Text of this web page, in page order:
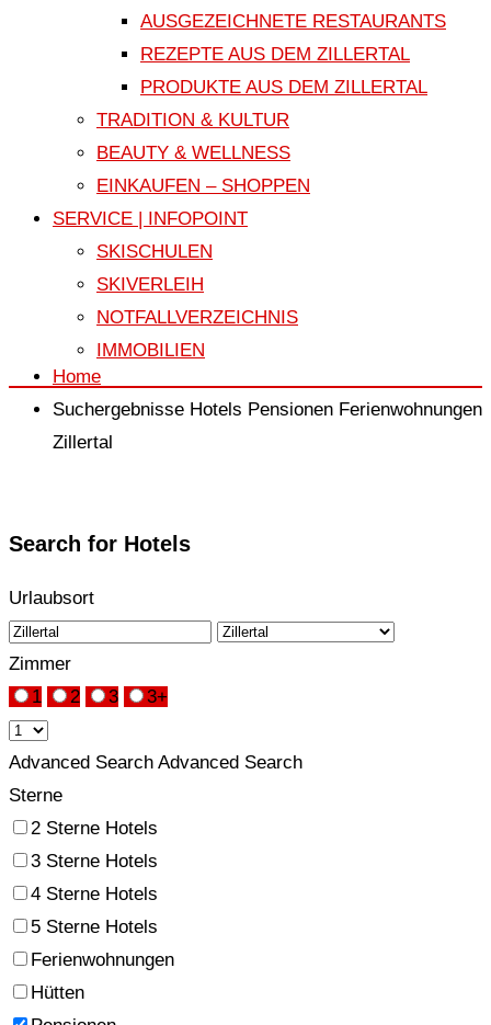
AUSGEZEICHNETE RESTAURANTS
REZEPTE AUS DEM ZILLERTAL
PRODUKTE AUS DEM ZILLERTAL
TRADITION & KULTUR
BEAUTY & WELLNESS
EINKAUFEN – SHOPPEN
SERVICE | INFOPOINT
SKISCHULEN
SKIVERLEIH
NOTFALLVERZEICHNIS
IMMOBILIEN
Home
Suchergebnisse Hotels Pensionen Ferienwohnungen
Zillertal
Search for Hotels
Urlaubsort
Zimmer
1
2 3 3+
Advanced Search Advanced Search
Sterne
2 Sterne Hotels
3 Sterne Hotels
4 Sterne Hotels
5 Sterne Hotels
Ferienwohnungen
Hütten